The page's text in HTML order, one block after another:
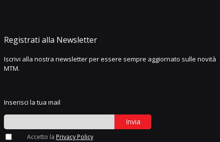
Registrati alla Newsletter
Iscrivi alla nostra newsletter per essere sempre aggiornato sulle novità
MTM.
Inserisci la tua mail
Invia
Accetto la Privacy Policy